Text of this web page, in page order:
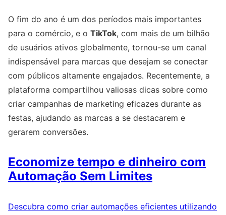
O fim do ano é um dos períodos mais importantes
para o comércio, e o TikTok, com mais de um bilhão
de usuários ativos globalmente, tornou-se um canal
indispensável para marcas que desejam se conectar
com públicos altamente engajados. Recentemente, a
plataforma compartilhou valiosas dicas sobre como
criar campanhas de marketing eficazes durante as
festas, ajudando as marcas a se destacarem e
gerarem conversões.
Economize tempo e dinheiro com
Automação Sem Limites
Descubra como criar automações eficientes utilizando